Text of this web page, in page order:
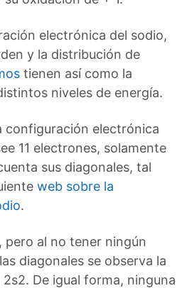
electrónica del sodio,
y la distribución de
tienen así como la
niveles de energía.
configuración electrónica
11 electrones, solamente
sus diagonales, tal
web sobre la
.
pero al no tener ningún
diagonales se observa la
De igual forma, ninguna